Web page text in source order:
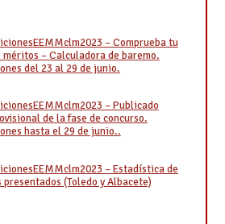
– Comprueba tu
méritos – Calculadora de baremo.
del 23 al 29 de junio.
– Publicado
de la fase de concurso.
hasta el 29 de junio..
– Estadística de
(Toledo y Albacete)